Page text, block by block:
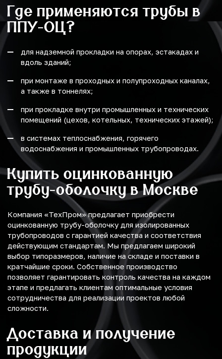
Где применяются трубы в
ППУ-ОЦ?
для надземной прокладки на опорах, эстакадах и
вдоль зданий;
при монтаже в проходных и полупроходных каналах,
а также в тоннелях;
при прокладке внутри промышленных и технических
помещений (цехов, котельных, технических этажей);
в системах теплоснабжения, горячего
водоснабжения и промышленных трубопроводах.
Купить оцинкованную
трубу-оболочку в Москве
Компания «ТехПром» предлагает приобрести
оцинкованную трубу-оболочку для изолированных
трубопроводов с гарантией качества и соответствия
действующим стандартам. Мы предлагаем широкий
выбор типоразмеров, наличие на складе и поставки в
кратчайшие сроки. Собственное производство
позволяет гарантировать контроль качества на каждом
этапе и предлагать клиентам оптимальные условия
сотрудничества для реализации проектов любой
сложности.
Доставка и получение
продукции